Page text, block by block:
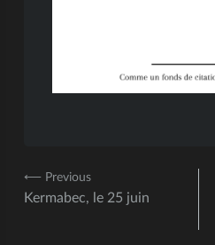
⟵ Previous
Kermabec, le 25 juin